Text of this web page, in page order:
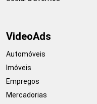
VideoAds
Automóveis
Imóveis
Empregos
Mercadorias